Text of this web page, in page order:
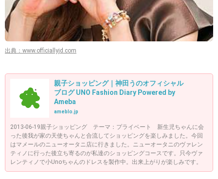
出典：www.officiallyjd.com
親子ショッピング｜神田うのオフィシャル
ブログ UNO Fashion Diary Powered by
Ameba
ameblo.jp
2013-06-19親子ショッピング テーマ：プライベート 新生児ちゃんに会
った後我が家の天使ちゃんと合流してショッピングを楽しみました。今回
はマメールのニューオータニ店に行きました。ニューオータニのヴァレン
ティノに行った後立ち寄るのが私達のショッピングコースです。只今ヴァ
レンティノで小Unoちゃんのドレスを製作中。出来上がりが楽しみです。